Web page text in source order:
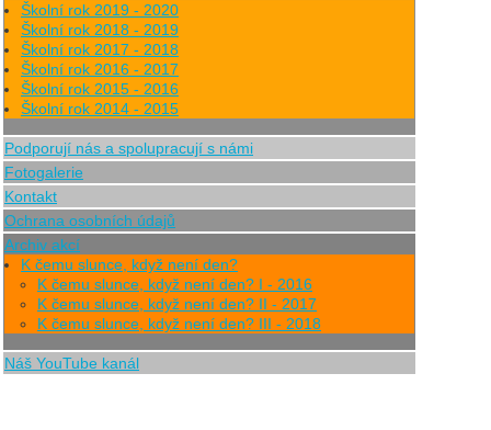
Školní rok 2019 - 2020
Školní rok 2018 - 2019
Školní rok 2017 - 2018
Školní rok 2016 - 2017
Školní rok 2015 - 2016
Školní rok 2014 - 2015
Podporují nás a spolupracují s námi
Fotogalerie
Kontakt
Ochrana osobních údajů
Archiv akcí
K čemu slunce, když není den?
K čemu slunce, když není den? I - 2016
K čemu slunce, když není den? II - 2017
K čemu slunce, když není den? III - 2018
Náš YouTube kanál